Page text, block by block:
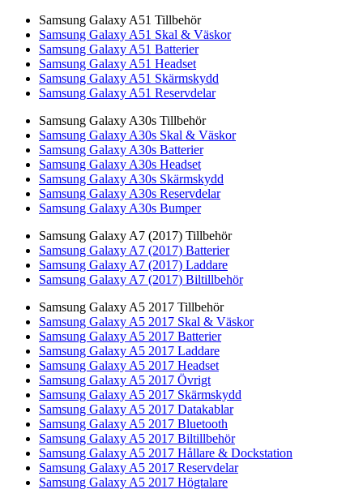
Samsung Galaxy A51 Tillbehör
Samsung Galaxy A51 Skal & Väskor
Samsung Galaxy A51 Batterier
Samsung Galaxy A51 Headset
Samsung Galaxy A51 Skärmskydd
Samsung Galaxy A51 Reservdelar
Samsung Galaxy A30s Tillbehör
Samsung Galaxy A30s Skal & Väskor
Samsung Galaxy A30s Batterier
Samsung Galaxy A30s Headset
Samsung Galaxy A30s Skärmskydd
Samsung Galaxy A30s Reservdelar
Samsung Galaxy A30s Bumper
Samsung Galaxy A7 (2017) Tillbehör
Samsung Galaxy A7 (2017) Batterier
Samsung Galaxy A7 (2017) Laddare
Samsung Galaxy A7 (2017) Biltillbehör
Samsung Galaxy A5 2017 Tillbehör
Samsung Galaxy A5 2017 Skal & Väskor
Samsung Galaxy A5 2017 Batterier
Samsung Galaxy A5 2017 Laddare
Samsung Galaxy A5 2017 Headset
Samsung Galaxy A5 2017 Övrigt
Samsung Galaxy A5 2017 Skärmskydd
Samsung Galaxy A5 2017 Datakablar
Samsung Galaxy A5 2017 Bluetooth
Samsung Galaxy A5 2017 Biltillbehör
Samsung Galaxy A5 2017 Hållare & Dockstation
Samsung Galaxy A5 2017 Reservdelar
Samsung Galaxy A5 2017 Högtalare